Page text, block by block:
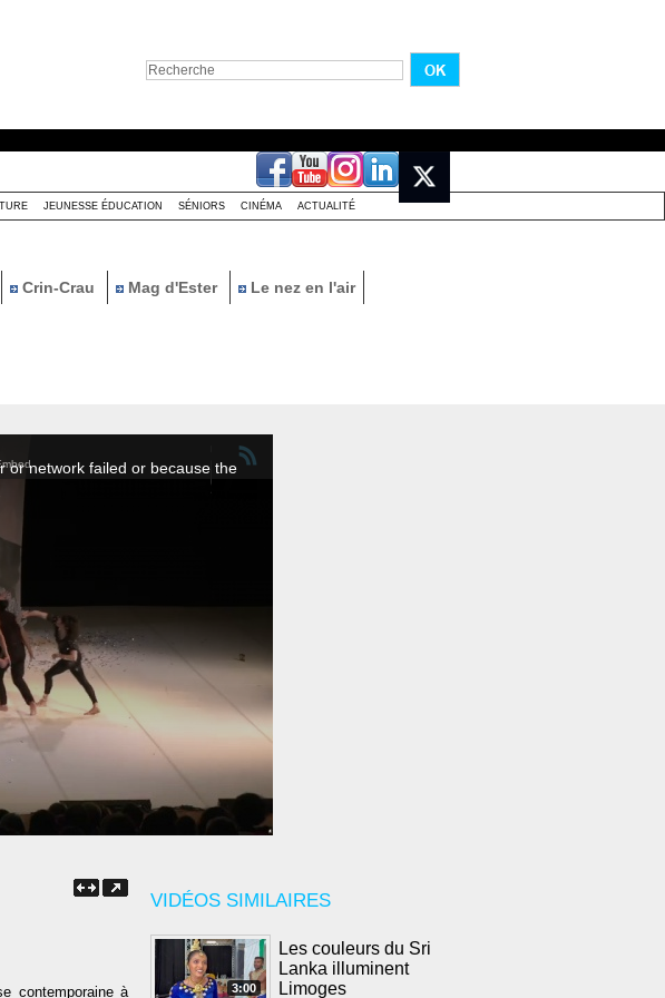
JEUNESSE ÉDUCATION SÉNIORS CINÉMA ACTUALITÉ
Crin-Crau Mag d'Ester Le nez en l'air
VIDÉOS SIMILAIRES
3:00
Les couleurs du Sri
Lanka illuminent
Limoges
contemporaine à